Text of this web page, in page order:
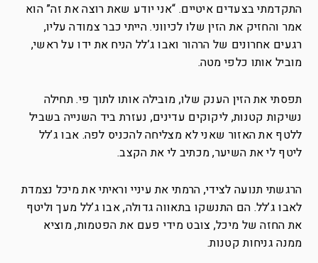
התקדמתי בצעדים איטיים. “אני יודע שאת רוצה את זה” הוא
אמר והחזיק את הזין שלו לכיווני. הייתי כבר צמודה עליו,
רגעים אחרונים של הרהור ואבו ג’לל הניח את ידו על ראשי,
מוביל אותו כלפי מטה.
תפסתי את הזין הענק שלו, מובילה אותו לתוך פי. תחילה
נשיקות קטנות, ליקוקים עדינים, נעזרת ביד השנייה בשביל
ללטף את האזור שאני לא מצליחה להכניס לפה. אבו ג’לל
ליטף לי את השיער, מכתיב לי את הקצב.
הרגשתי תנועה לצידי, הרמתי את עיניי וראיתי את מיכל נצמדת
לאבו ג’לל. הם התנשקו בתאווה גדולה, אבו ג’לל מעך וליטף
את החזה של מיכל, צובט מידי פעם את הפטמות, מוציא
ממנה גניחות קטנות.